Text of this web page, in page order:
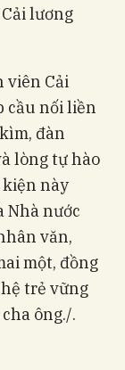
lương
viên Cải
cầu nối liền
đàn
lòng tự hào
kiện này
Nhà nước
văn,
một, đồng
trẻ vững
ông./.